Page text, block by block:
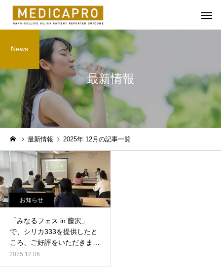
Silica5760
お知らせ
あけましておめでとうござ
います。
お知らせ
「みなるフェス in 藤沢
最新情報
News
最新情報 2025年 12月の記事一覧
お知らせ
「みなるフェス in 藤沢」
で、シリカ333を提供したと
ころ、ご好評をいただきまし
た。
2025.12.06